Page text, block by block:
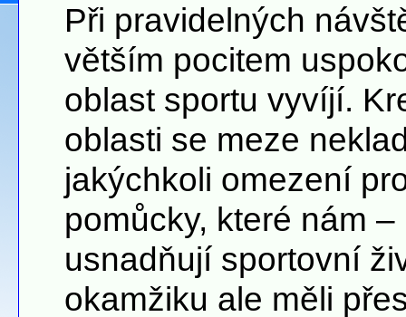
Při pravidelných
větším pocitem
oblast sportu vyvíjí.
oblasti se meze
jakýchkoli omezení
pomůcky, které nám
usnadňují sportovní
okamžiku ale měli